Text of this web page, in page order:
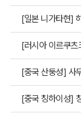
[일본 니가타현]
[러시아 이르쿠츠
[중국 산둥성] 사
[중국 칭하이성]